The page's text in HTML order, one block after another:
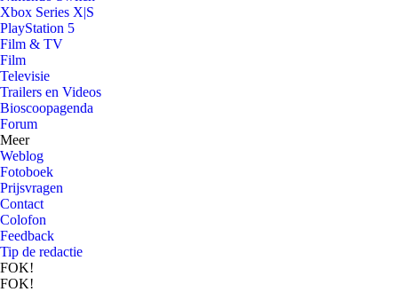
Xbox Series X|S
PlayStation 5
Film & TV
Film
Televisie
Trailers en Videos
Bioscoopagenda
Forum
Meer
Weblog
Fotoboek
Prijsvragen
Contact
Colofon
Feedback
Tip de redactie
FOK!
FOK!